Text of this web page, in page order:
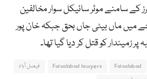
کے سامنے موٹر سائیکل سوار مخالفین
میں ماں بیٹی جاں بحق جبکہ خان پور
زمیندار کو قتل کر دیا گیا تھا۔
Faisalabad
Faisalabad lawyers
فیصل آباد